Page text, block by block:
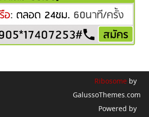
Ribosomeby
GalussoThemes.com
Powered by